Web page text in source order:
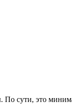
сути, это